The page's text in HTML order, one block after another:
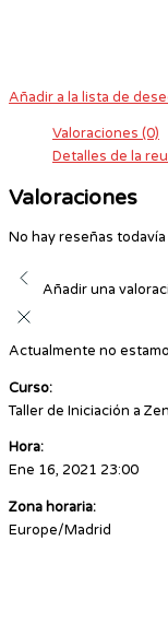
Añadir a la lista de
Valoraciones (0)
Detalles de la
Valoraciones
No hay reseñas todavía
Añadir una
Actualmente no
Curso:
Taller de Iniciación a
Hora:
Ene 16, 2021 23:00
Zona horaria:
Europe/Madrid